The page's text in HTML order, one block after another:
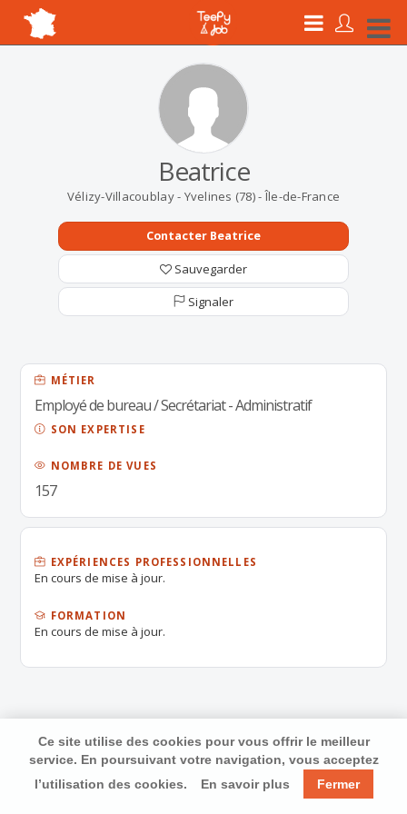
Beatrice
Vélizy-Villacoublay - Yvelines (78) - Île-de-France
Contacter Beatrice
Sauvegarder
Signaler
MÉTIER
Employé de bureau / Secrétariat - Administratif
SON EXPERTISE
NOMBRE DE VUES
157
EXPÉRIENCES PROFESSIONNELLES
En cours de mise à jour.
FORMATION
En cours de mise à jour.
Ce site utilise des cookies pour vous offrir le meilleur
service. En poursuivant votre navigation, vous acceptez
l’utilisation des cookies.
En savoir plus Fermer